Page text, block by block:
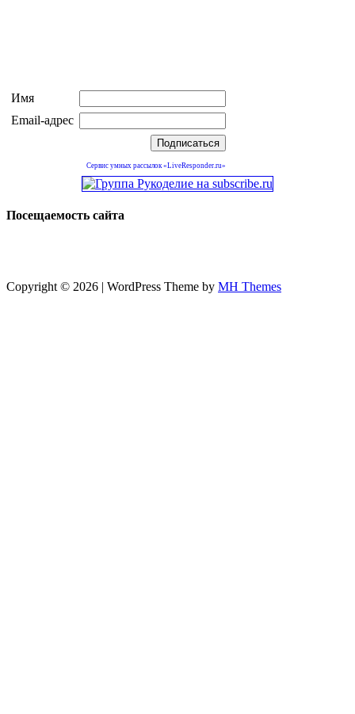
Имя
Email-адрес
Сервис умных рассылок «LiveResponder.ru»
Посещаемость сайта
Copyright © 2026 | WordPress Theme by MH Themes